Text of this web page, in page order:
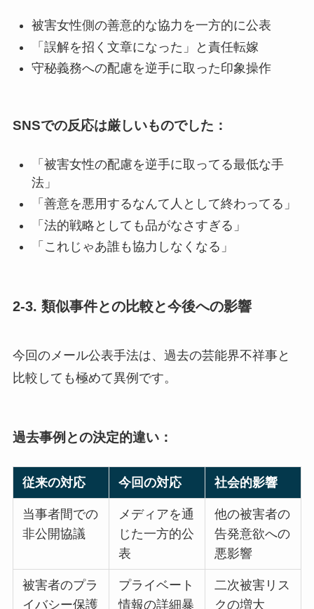
被害女性側の善意的な協力を一方的に公表
「誤解を招く文章になった」と責任転嫁
守秘義務への配慮を逆手に取った印象操作
SNSでの反応は厳しいものでした：
「被害女性の配慮を逆手に取ってる最低な手
法」
「善意を悪用するなんて人として終わってる」
「法的戦略としても品がなさすぎる」
「これじゃあ誰も協力しなくなる」
2-3. 類似事件との比較と今後への影響
今回のメール公表手法は、過去の芸能界不祥事と
比較しても極めて異例です。
過去事例との決定的違い：
従来の対応 今回の対応 社会的影響
当事者間での
非公開協議
メディアを通
じた一方的公
表
他の被害者の
告発意欲への
悪影響
被害者のプラ
イバシー保護
プライベート
情報の詳細暴
二次被害リス
クの増大